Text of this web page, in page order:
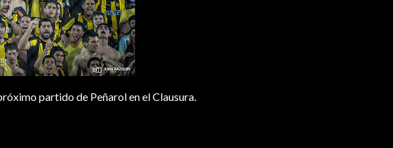
partido de Peñarol en el Clausura.